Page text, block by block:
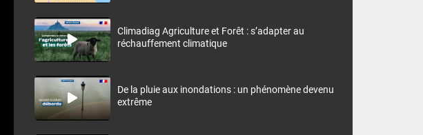
Climadiag Agriculture et Forêt : s’adapter au
réchauffement climatique
De la pluie aux inondations : un phénomène devenu
extrême